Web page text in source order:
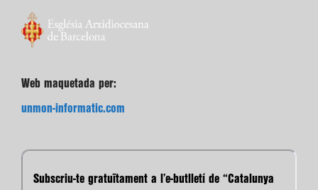
Web maquetada per:
unmon-informatic.com
Subscriu-te gratuïtament a l’e-butlletí de “Catalunya